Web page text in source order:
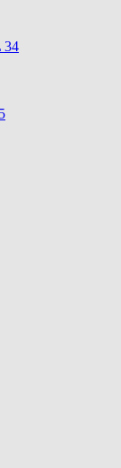
34